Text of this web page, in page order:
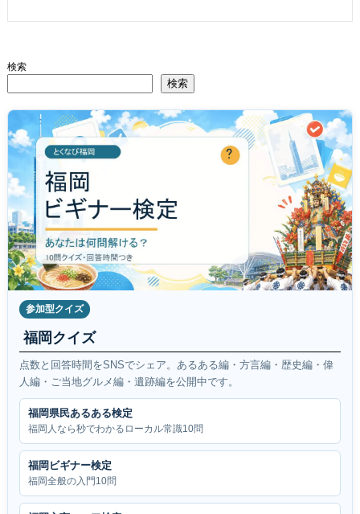
検索
検索
参加型クイズ
福岡クイズ
点数と回答時間をSNSでシェア。あるある編・方言編・歴史編・偉
人編・ご当地グルメ編・遺跡編を公開中です。
福岡県民あるある検定
福岡人なら秒でわかるローカル常識10問
福岡ビギナー検定
福岡全般の入門10問